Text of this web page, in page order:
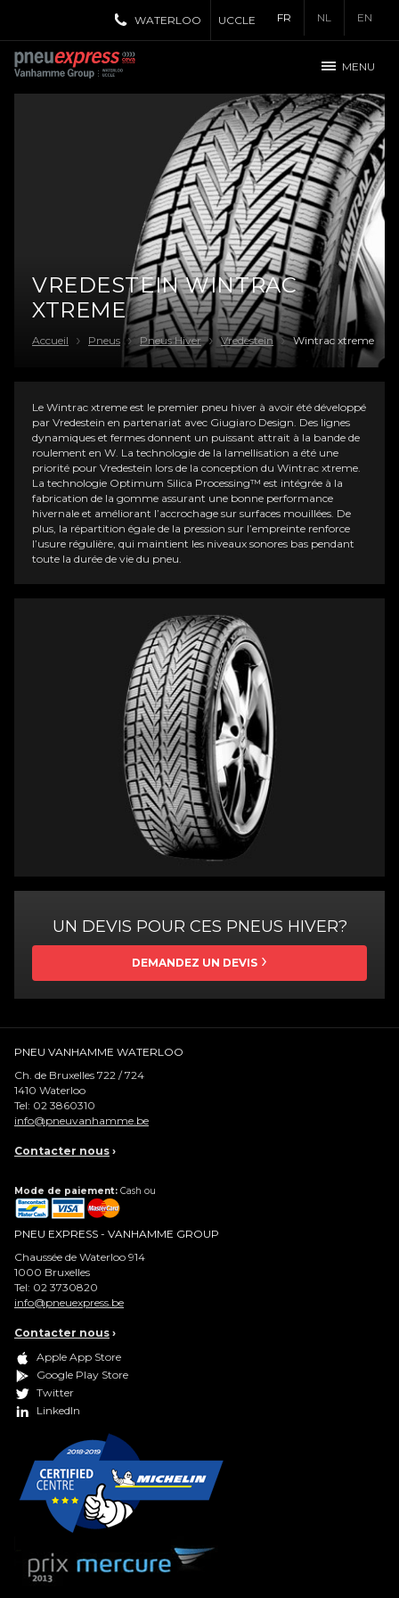
FR NL EN
WATERLOO UCCLE
MENU
VREDESTEIN WINTRAC
XTREME
Accueil Pneus Pneus Hiver Vredestein Wintrac xtreme
Le Wintrac xtreme est le premier pneu hiver à avoir été développé
par Vredestein en partenariat avec Giugiaro Design. Des lignes
dynamiques et fermes donnent un puissant attrait à la bande de
roulement en W. La technologie de la lamellisation a été une
priorité pour Vredestein lors de la conception du Wintrac xtreme.
La technologie Optimum Silica Processing™ est intégrée à la
fabrication de la gomme assurant une bonne performance
hivernale et améliorant l’accrochage sur surfaces mouillées. De
plus, la répartition égale de la pression sur l’empreinte renforce
l’usure régulière, qui maintient les niveaux sonores bas pendant
toute la durée de vie du pneu.
UN DEVIS POUR CES PNEUS HIVER?
DEMANDEZ UN DEVIS
PNEU VANHAMME WATERLOO
Ch. de Bruxelles 722 / 724
1410 Waterloo
Tel: 02 3860310
info@pneuvanhamme.be
Contacter nous ›
Mode de paiement: Cash ou
PNEU EXPRESS - VANHAMME GROUP
Chaussée de Waterloo 914
1000 Bruxelles
Tel: 02 3730820
info@pneuexpress.be
Contacter nous ›
Apple App Store
Google Play Store
Twitter
LinkedIn